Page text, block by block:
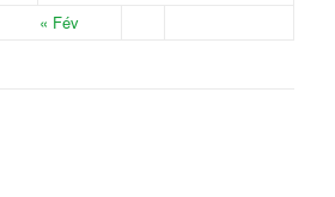
« Fév